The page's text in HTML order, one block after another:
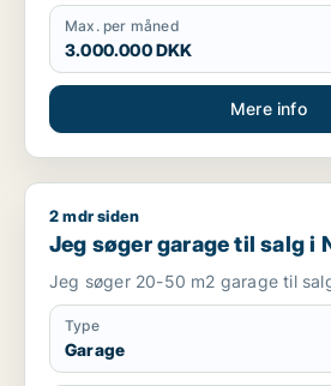
Max. per måned
3.000.000 DKK
Mere info
Jeg søger garage til salg i
2 mdr siden
Jeg søger garage til salg i
Jeg søger 20-50 m2 garage til
Type
Garage